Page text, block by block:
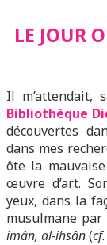
LE JOUR
Il m’attendait,
Bibliothèque
découvertes
dans mes
ôte la
œuvre d’art.
yeux, dans la
musulmane
imân, al-ihsân(cf.